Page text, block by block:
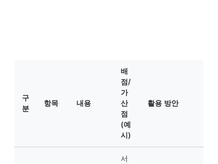
구
분
항목 내용
배
점/
가
산
점
(예
시)
활용 방안
서